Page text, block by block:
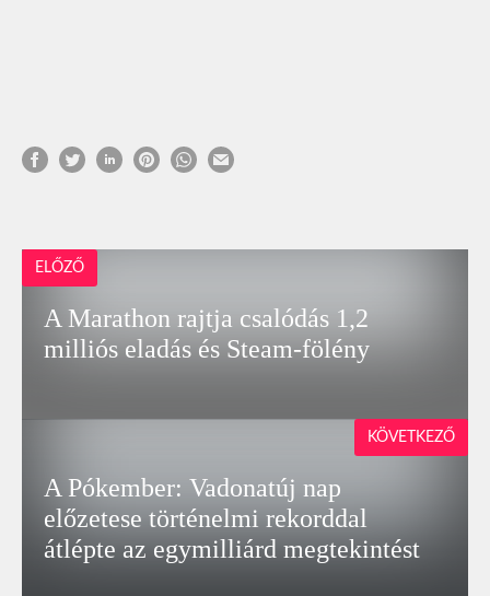
ELŐZŐ
A Marathon rajtja csalódás 1,2
milliós eladás és Steam-fölény
A Pókember: Vadonatúj nap
előzetese történelmi rekorddal
átlépte az egymilliárd megtekintést
KÖVETKEZŐ